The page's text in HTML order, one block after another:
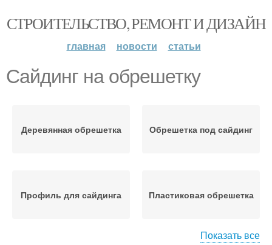
СТРОИТЕЛЬСТВО, РЕМОНТ И ДИЗАЙН
главная новости статьи
Сайдинг на обрешетку
Деревянная обрешетка Обрешетка под сайдинг
Профиль для сайдинга Пластиковая обрешетка
Показать все